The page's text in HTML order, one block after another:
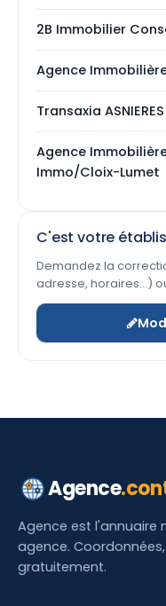
2B Immobilier
Agence
Transaxia ASNIERES
Agence
Immo/Cloix-Lumet
C'est votre
Demandez la
adresse, horaires…)
Agence
Agence est l'annuaire
agence.
gratuitement.